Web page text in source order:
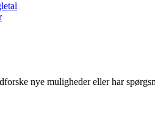
nye muligheder eller har